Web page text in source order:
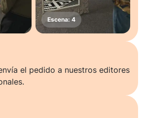
el pedido a nuestros editores